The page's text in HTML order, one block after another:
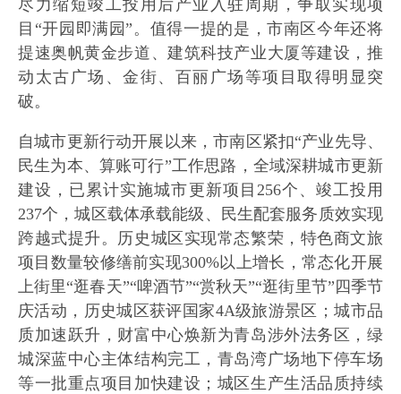
尽力缩短竣工投用后产业入驻周期，争取实现项
目“开园即满园”。值得一提的是，市南区今年还将
提速奥帆黄金步道、建筑科技产业大厦等建设，推
动太古广场、金街、百丽广场等项目取得明显突
破。
自城市更新行动开展以来，市南区紧扣“产业先导、
民生为本、算账可行”工作思路，全域深耕城市更新
建设，已累计实施城市更新项目256个、竣工投用
237个，城区载体承载能级、民生配套服务质效实现
跨越式提升。历史城区实现常态繁荣，特色商文旅
项目数量较修缮前实现300%以上增长，常态化开展
上街里“逛春天”“啤酒节”“赏秋天”“逛街里节”四季节
庆活动，历史城区获评国家4A级旅游景区；城市品
质加速跃升，财富中心焕新为青岛涉外法务区，绿
城深蓝中心主体结构完工，青岛湾广场地下停车场
等一批重点项目加快建设；城区生产生活品质持续